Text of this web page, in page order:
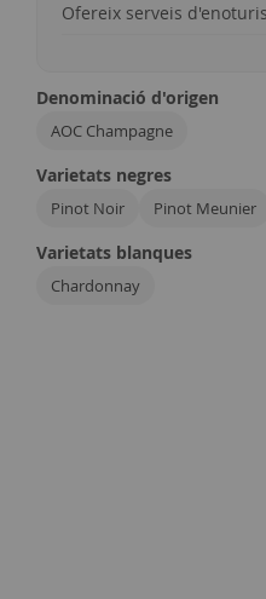
Ofereix serveis
Denominació d'origen
AOC Champagne
Varietats negres
Pinot Noir Pinot Meunier
Varietats blanques
Chardonnay